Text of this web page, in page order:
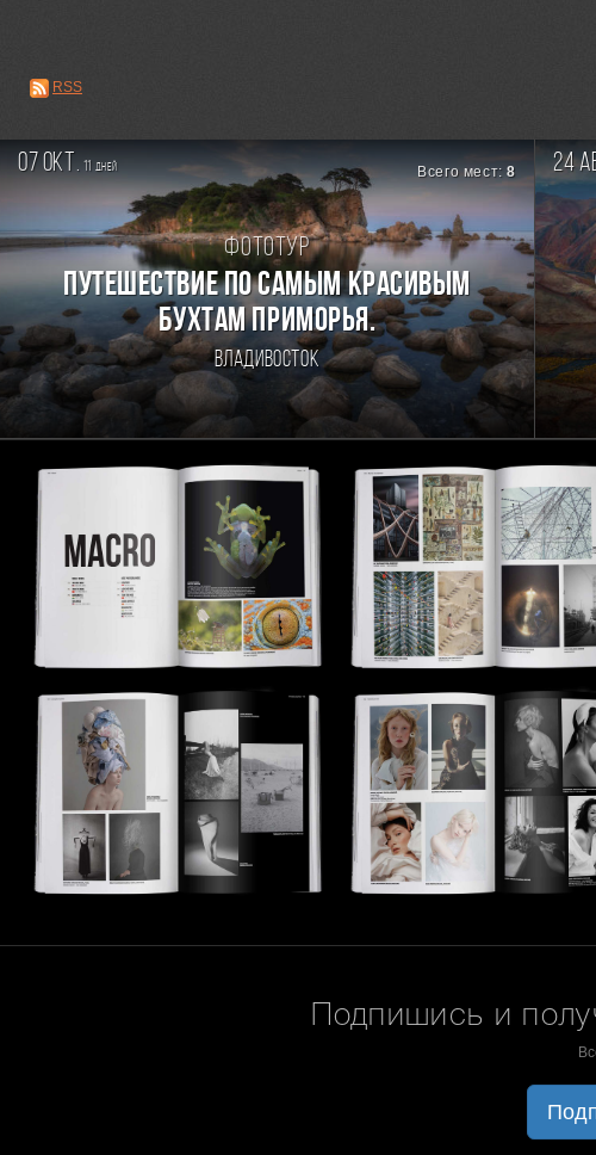
RSS
07 окт. дней Всего мест:8
Фототур
ПУТЕШЕСТВИЕ ПО САМЫМ КРАСИВЫМ
БУХТАМ ПРИМОРЬЯ.
Владивосток
24
Подпишись и